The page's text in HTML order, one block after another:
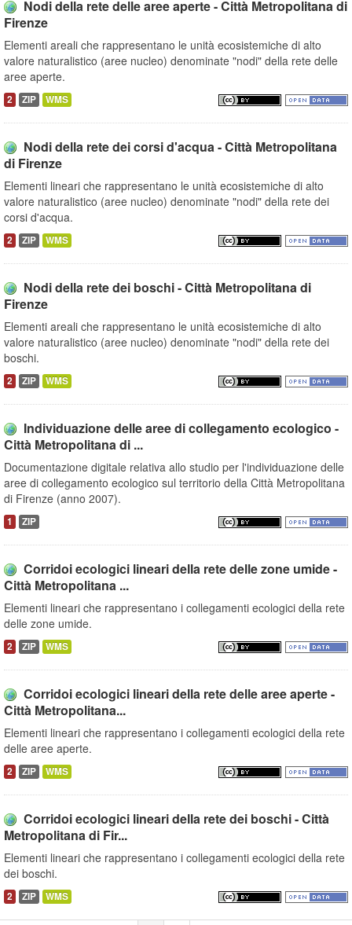
Nodi della rete delle aree aperte - Città Metropolitana di
Firenze
Elementi areali che rappresentano le unità ecosistemiche di alto
valore naturalistico (aree nucleo) denominate "nodi" della rete delle
aree aperte.
2 ZIP WMS
Nodi della rete dei corsi d'acqua - Città Metropolitana
di Firenze
Elementi lineari che rappresentano le unità ecosistemiche di alto
valore naturalistico (aree nucleo) denominate "nodi" della rete dei
corsi d'acqua.
2 ZIP WMS
Nodi della rete dei boschi - Città Metropolitana di
Firenze
Elementi areali che rappresentano le unità ecosistemiche di alto
valore naturalistico (aree nucleo) denominate "nodi" della rete dei
boschi.
2 ZIP WMS
Individuazione delle aree di collegamento ecologico -
Città Metropolitana di ...
Documentazione digitale relativa allo studio per l'individuazione delle
aree di collegamento ecologico sul territorio della Città Metropolitana
di Firenze (anno 2007).
1 ZIP
Corridoi ecologici lineari della rete delle zone umide -
Città Metropolitana ...
Elementi lineari che rappresentano i collegamenti ecologici della rete
delle zone umide.
2 ZIP WMS
Corridoi ecologici lineari della rete delle aree aperte -
Città Metropolitana...
Elementi lineari che rappresentano i collegamenti ecologici della rete
delle aree aperte.
2 ZIP WMS
Corridoi ecologici lineari della rete dei boschi - Città
Metropolitana di Fir...
Elementi lineari che rappresentano i collegamenti ecologici della rete
dei boschi.
2 ZIP WMS